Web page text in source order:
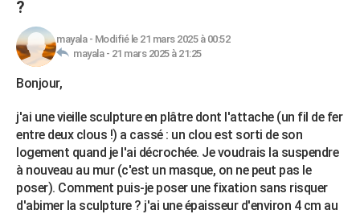
FINANCE
Retraite
Impôts
Epargne
Immobilier
Risques naturels par ville
Banque
Assurance
Crédit
AUTO
Essais
Réserver un essai
Citadines
Berlines
SUV
Forum auto
HIGH-TECH
Forum
Aménagement intérieur
Extérieur
Cuisine
Salle de bains
Jardinage
Rangement
WEEK-END
Guides de France
Escapades
Patrimoine
Expositions
Musées
Week-end nature
+LIFESTYLE
Art de vivre
Bien-être
Loisirs
ModeModes de vie
SANTE
?
mayala- Modifié le 21 mars 2025 à 00:52
mayala - 21 mars 2025 à 21:25
Bonjour,
j'ai une vieille sculpture en plâtre dont l'attache (un fil de fer
entre deux clous !) a cassé : un clou est sorti de son
logement quand je l'ai décrochée. Je voudrais la suspendre
à nouveau au mur (c'est un masque, on ne peut pas le
poser). Comment puis-je poser une fixation sans risquer
d'abimer la sculpture ? j'ai une épaisseur d'environ 4 cm au